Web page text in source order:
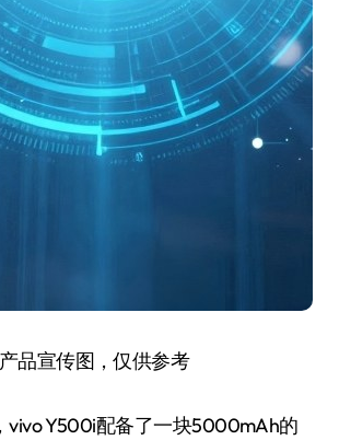
产品宣传图，仅供参考
Y500i配备了一块5000mAh的